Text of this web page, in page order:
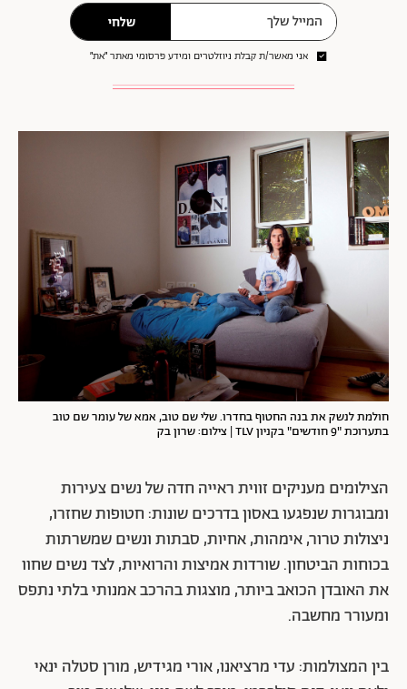
שלחי
אני מאשר/ת קבלת ניוזלטרים ומידע פרסומי מאתר ״את״
חולמת לנשק את בנה החטוף בחדרו. שלי שם טוב, אמא של עומר שם טוב
בתערוכת "9 חודשים" בקניון TLV | צילום: שרון בק
הצילומים מעניקים זווית ראייה חדה של נשים צעירות
ומבוגרות שנפגעו באסון בדרכים שונות: חטופות שחזרו,
ניצולות טרור, אימהות, אחיות, סבתות ונשים שמשרתות
בכוחות הביטחון. שורדות אמיצות והרואיות, לצד נשים שחוו
את האובדן הכואב ביותר, מוצגות בהרכב אמנותי בלתי נתפס
ומעורר מחשבה.
בין המצולמות: עדי מרציאנו, אורי מגידיש, מורן סטלה ינאי